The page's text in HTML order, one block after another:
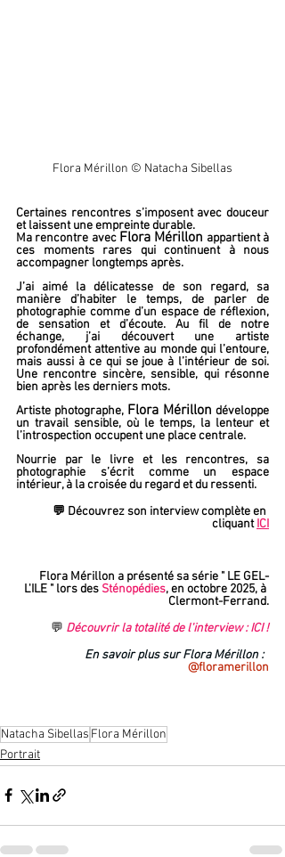
Flora Mérillon © Natacha Sibellas
Certaines rencontres s’imposent avec douceur
et laissent une empreinte durable.
Ma rencontre avec Flora Mérillon appartient à
ces moments rares qui continuent à nous
accompagner longtemps après.
J’ai aimé la délicatesse de son regard, sa
manière d’habiter le temps, de parler de
photographie comme d’un espace de réflexion,
de sensation et d’écoute. Au fil de notre
échange, j’ai découvert une artiste
profondément attentive au monde qui l’entoure,
mais aussi à ce qui se joue à l’intérieur de soi.
Une rencontre sincère, sensible, qui résonne
bien après les derniers mots.
Artiste photographe, Flora Mérillon développe
un travail sensible, où le temps, la lenteur et
l’introspection occupent une place centrale.
Nourrie par le livre et les rencontres, sa
photographie s’écrit comme un espace
intérieur, à la croisée du regard et du ressenti.
💬 Découvrez son interview complète en
cliquant ICI
Flora Mérillon a présenté sa série " LE GEL-
L'ILE " lors des Sténopédies, en octobre 2025, à
Clermont-Ferrand.
💬 Découvrir la totalité de l'interview : ICI !
En savoir plus sur Flora Mérillon :
@floramerillon
Natacha Sibellas Flora Mérillon
Portrait